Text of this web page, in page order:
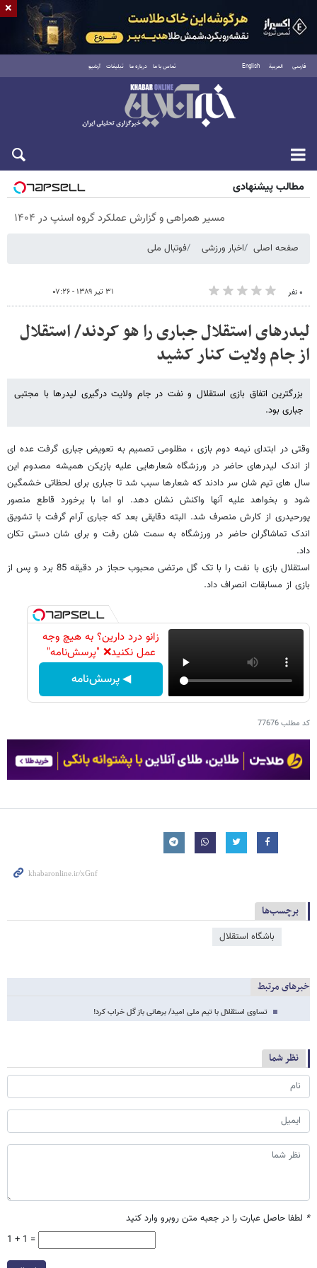
فارسی العربية English تماس با ما درباره ما تبلیغات آرشیو
پنجشنبه ۱۵ مرداد ۱۴۰۵
مطالب پیشنهادی
مسیر همراهی و گزارش عملکرد گروه اسنپ در ۱۴۰۴
صفحه اصلی اخبار ورزشی فوتبال ملی
۰ نفر ۳۱ تیر ۱۳۸۹ - ۰۷:۲۶
لیدرهای استقلال جباری را هو کردند/ استقلال
از جام ولایت کنار کشید
بزرگترین اتفاق بازی استقلال و نفت در جام ولایت درگیری لیدرها با مجتبی
جباری بود.
وقتی در ابتدای نیمه دوم بازی ، مظلومی تصمیم به تعویض جباری گرفت عده ای
از اندک لیدرهای حاضر در ورزشگاه شعارهایی علیه بازیکن همیشه مصدوم این
سال های تیم شان سر دادند که شعارها سبب شد تا جباری برای لحظاتی خشمگین
شود و بخواهد علیه آنها واکنش نشان دهد. او اما با برخورد قاطع منصور
پورحیدری از کارش منصرف شد. البته دقایقی بعد که جباری آرام گرفت با تشویق
اندک تماشاگران حاضر در ورزشگاه به سمت شان رفت و برای شان دستی تکان
داد.
استقلال بازی با نفت را با تک گل مرتضی محبوب حجاز در دقیقه 85 برد و پس از
بازی از مسابقات انصراف داد.
زانو درد دارین؟ به هیچ وجه
عمل نکنید❌ "پرسش‌نامه"
◀ پرسش‌نامه
کد مطلب77676
برچسب‌ها
باشگاه استقلال
خبرهای مرتبط
تساوی استقلال با تیم ملی امید/ برهانی باز گل خراب کرد!
نظر شما
* لطفا حاصل عبارت را در جعبه متن روبرو وارد کنید
1 + 1 =
×